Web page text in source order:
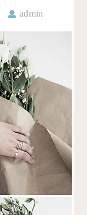
admin